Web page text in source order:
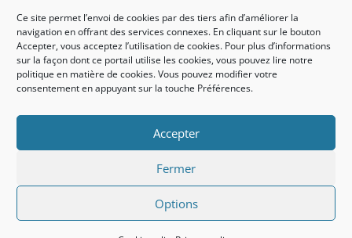
Ce site permet l’envoi de cookies par des tiers afin d’améliorer la
navigation en offrant des services connexes. En cliquant sur le bouton
Accepter, vous acceptez l’utilisation de cookies. Pour plus d’informations
sur la façon dont ce portail utilise les cookies, vous pouvez lire notre
politique en matière de cookies. Vous pouvez modifier votre
consentement en appuyant sur la touche Préférences.
Accepter
Fermer
Options
UNI EN ISO 9001: 2015
Legal:
Privacy policy
UNI EN ISO 14001: 2015